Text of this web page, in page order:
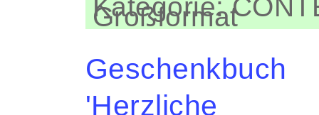
Kategorie:
Großformat
Geschenkbuch
'Herzliche